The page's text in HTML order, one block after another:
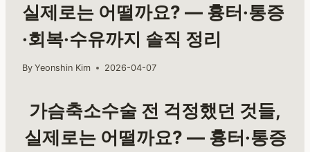
실제로는 어떨까요? — 흉터·통증
·회복·수유까지 솔직 정리
By Yeonshin Kim 2026-04-07
가슴축소수술 전 걱정했던 것들,
실제로는 어떨까요? — 흉터·통증